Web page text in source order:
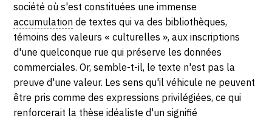
À PROPOS D'OAM
CONTACT
CGU
CGV
société où s'est constituées une immense
accumulation de textes qui va des bibliothèques,
témoins des valeurs « culturelles », aux inscriptions
d'une quelconque rue qui préserve les données
commerciales. Or, semble-t-il, le texte n'est pas la
preuve d'une valeur. Les sens qu'il véhicule ne peuvent
être pris comme des expressions privilégiées, ce qui
renforcerait la thèse idéaliste d'un signifié